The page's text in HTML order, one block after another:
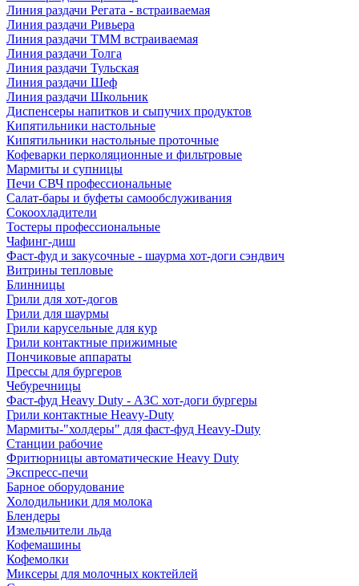
Линия раздачи Регата - встраиваемая
Линия раздачи Ривьера
Линия раздачи ТММ встраиваемая
Линия раздачи Толга
Линия раздачи Тульская
Линия раздачи Шеф
Линия раздачи Школьник
Диспенсеры напитков и сыпучих продуктов
Кипятильники настольные
Кипятильники настольные проточные
Кофеварки перколяционные и фильтровые
Мармиты и супницы
Печи СВЧ профессиональные
Салат-бары и буфеты самообслуживания
Сокоохладители
Тостеры профессиональные
Чафинг-диш
Фаст-фуд и закусочные - шаурма хот-доги сэндвич
Витрины тепловые
Блинницы
Грили для хот-догов
Грили для шаурмы
Грили карусельные для кур
Грили контактные прижимные
Пончиковые аппараты
Прессы для бургеров
Чебуречницы
Фаст-фуд Heavy Duty - АЗС хот-доги бургеры
Грили контактные Heavy-Duty
Мармиты-"холдеры" для фаст-фуд Heavy-Duty
Станции рабочие
Фритюрницы автоматические Heavy Duty
Экспресс-печи
Барное оборудование
Холодильники для молока
Блендеры
Измельчители льда
Кофемашины
Кофемолки
Миксеры для молочных коктейлей